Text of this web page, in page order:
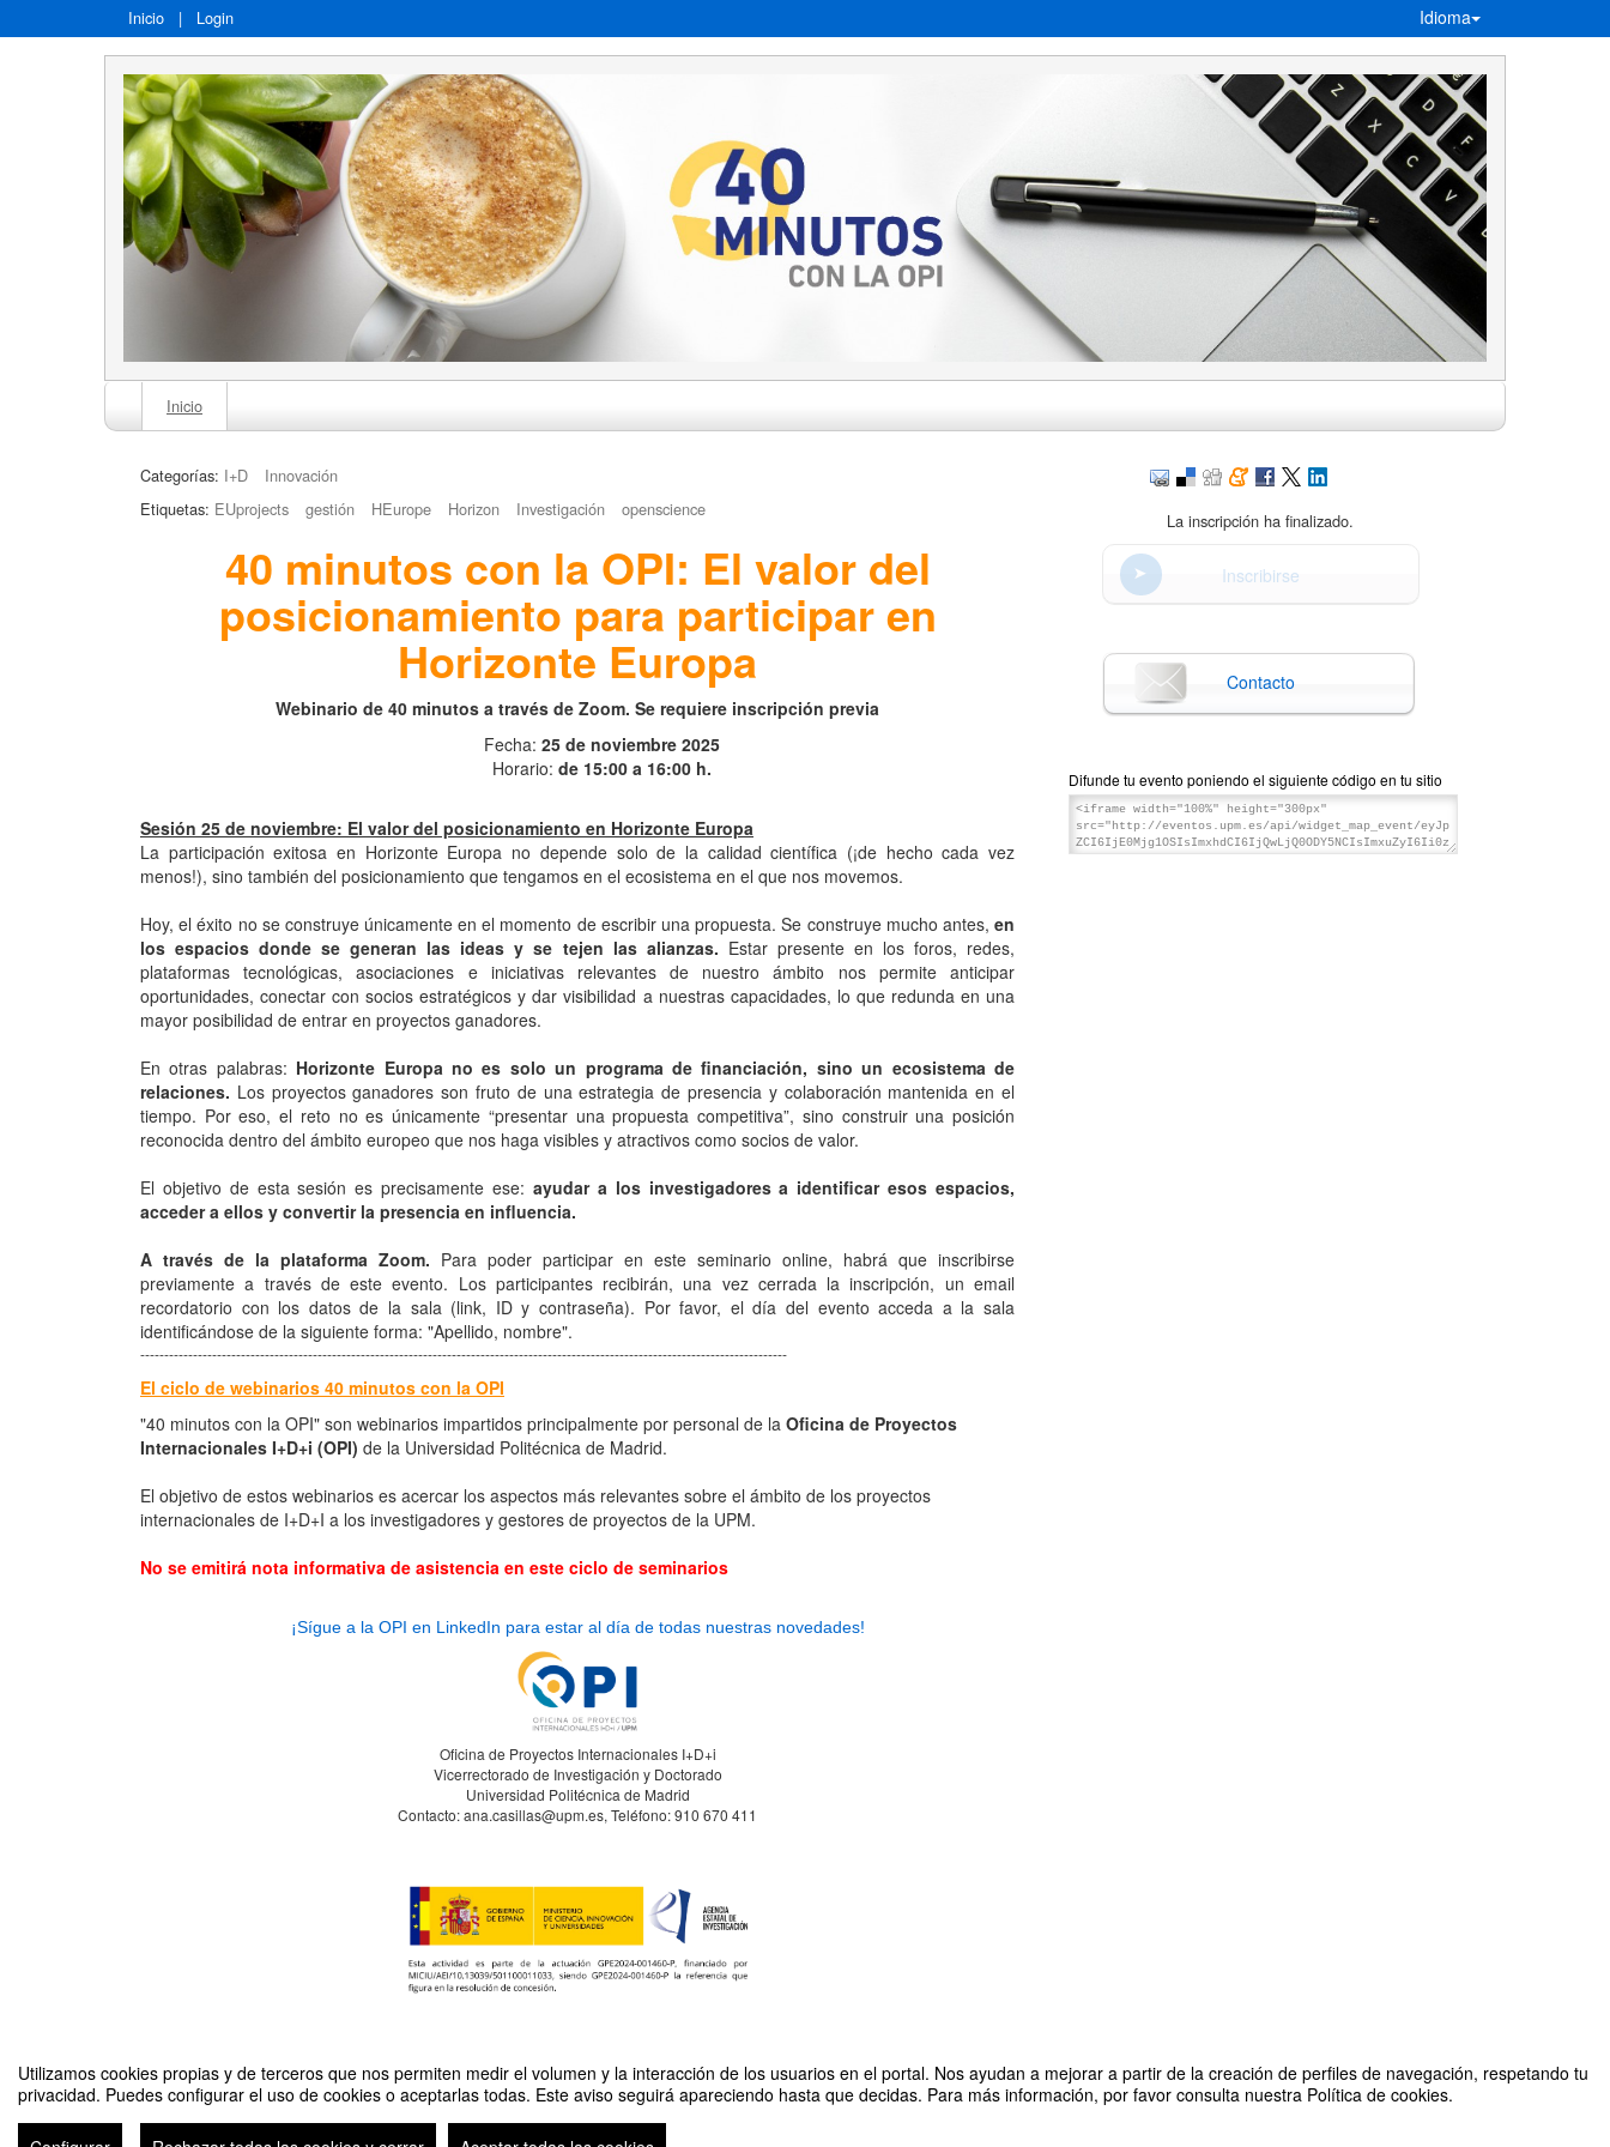
Utilizamos cookies propias y de terceros que nos permiten medir el volumen y la interacción de los usuarios en el portal. Nos ayudan a mejorar a partir de la creación de perfiles de navegación, respetando tu
privacidad. Puedes configurar el uso de cookies o aceptarlas todas. Este aviso seguirá apareciendo hasta que decidas. Para más información, por favor consulta nuestra Política de cookies.
Inicio | Login Idioma
Inicio
Categorías: I+D
Innovación
Etiquetas: EUprojects gestión HEurope Horizon Investigación openscience
40 minutos con la OPI: El valor del
posicionamiento para participar en
Horizonte Europa
Webinario de 40 minutos a través de Zoom. Se requiere inscripción previa
Fecha: 25 de noviembre 2025
Horario: de 15:00 a 16:00 h.
Sesión 25 de noviembre: El valor del posicionamiento en Horizonte Europa
La participación exitosa en Horizonte Europa no depende solo de la calidad científica (¡de hecho cada vez
menos!), sino también del posicionamiento que tengamos en el ecosistema en el que nos movemos.
Hoy, el éxito no se construye únicamente en el momento de escribir una propuesta. Se construye mucho antes, en
los espacios donde se generan las ideas y se tejen las alianzas. Estar presente en los foros, redes,
plataformas tecnológicas, asociaciones e iniciativas relevantes de nuestro ámbito nos permite anticipar
oportunidades, conectar con socios estratégicos y dar visibilidad a nuestras capacidades, lo que redunda en una
mayor posibilidad de entrar en proyectos ganadores.
En otras palabras: Horizonte Europa no es solo un programa de financiación, sino un ecosistema de
relaciones. Los proyectos ganadores son fruto de una estrategia de presencia y colaboración mantenida en el
tiempo. Por eso, el reto no es únicamente “presentar una propuesta competitiva”, sino construir una posición
reconocida dentro del ámbito europeo que nos haga visibles y atractivos como socios de valor.
El objetivo de esta sesión es precisamente ese: ayudar a los investigadores a identificar esos espacios,
acceder a ellos y convertir la presencia en influencia.
A través de la plataforma Zoom. Para poder participar en este seminario online, habrá que inscribirse
previamente a través de este evento. Los participantes recibirán, una vez cerrada la inscripción, un email
recordatorio con los datos de la sala (link, ID y contraseña). Por favor, el día del evento acceda a la sala
identificándose de la siguiente forma: "Apellido, nombre".
---------------------------------------------------------------------------------------------------------------------------------------
El ciclo de webinarios 40 minutos con la OPI
"40 minutos con la OPI" son webinarios impartidos principalmente por personal de la Oficina de Proyectos
Internacionales I+D+i (OPI) de la Universidad Politécnica de Madrid.
El objetivo de estos webinarios es acercar los aspectos más relevantes sobre el ámbito de los proyectos
internacionales de I+D+I a los investigadores y gestores de proyectos de la UPM.
No se emitirá nota informativa de asistencia en este ciclo de seminarios
¡Sígue a la OPI en LinkedIn para estar al día de todas nuestras novedades!
Oficina de Proyectos Internacionales I+D+i
Vicerrectorado de Investigación y Doctorado
Universidad Politécnica de Madrid
Contacto: ana.casillas@upm.es, Teléfono: 910 670 411
La inscripción ha finalizado.
Inscribirse
Contacto
Difunde tu evento poniendo el siguiente código en tu sitio
40 min con la OPI: El valor del posicionamiento para participar en HE Organizado por Oficina de Proyectos Internacionales (OPI)